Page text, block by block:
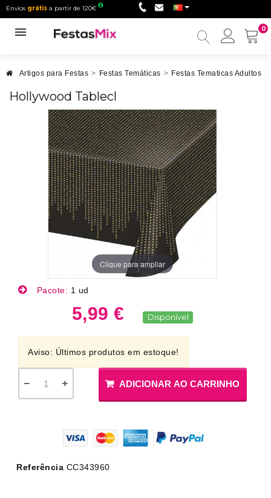
Envios grátis a partir de 120€
0
Minha
Artigos para Festas > Festas Temáticas > Festas Tematicas Adultos >
Hollywood Tablecl
Clique para ampliar
Pacote: 1 ud
5,99 € Disponível
Aviso: Últimos produtos em estoque!
ADICIONAR AO CARRINHO
Referência CC343960